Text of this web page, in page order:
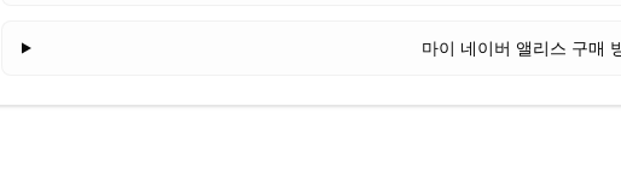
마이 네이버 앨리스 구매